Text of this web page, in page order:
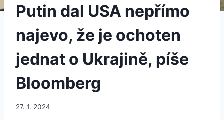
Putin dal USA nepřímo
najevo, že je ochoten
jednat o Ukrajině, píše
Bloomberg
27. 1. 2024